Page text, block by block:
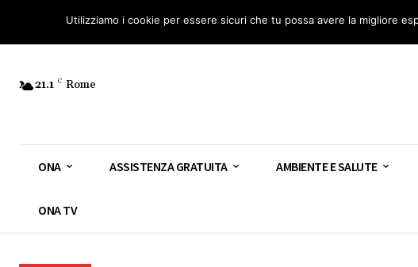
Osservatorio Nazionale Amianto: aderisci Diventa Guardia Nazionale Amianto – AGN
21.1 C Rome
ONA ASSISTENZA GRATUITA AMBIENTE E SALUTE
ONA TV
Utilizziamo i cookie per essere sicuri che tu possa avere la migliore